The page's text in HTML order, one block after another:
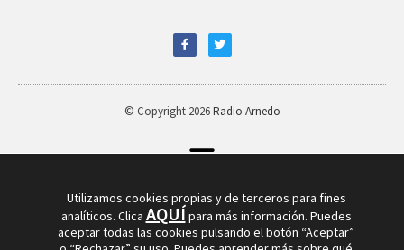
© Copyright 2026Radio Arnedo
Utilizamos cookies propias y de terceros para fines
analíticos. Clica AQUÍpara más información. Puedes
aceptar todas las cookies pulsando el botón “Aceptar”